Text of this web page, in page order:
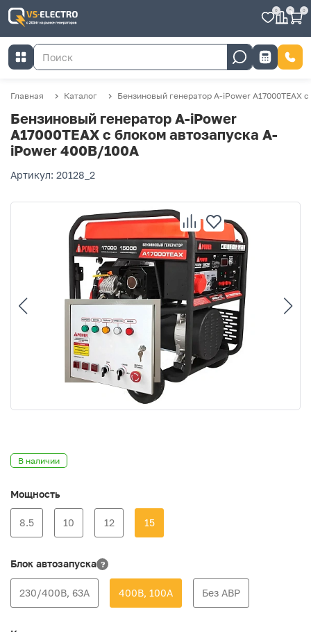
0 0 0
Главная Каталог Бензиновый генератор A-iPower A17000TEAX
Бензиновый генератор A-iPower
A17000TEAX с блоком автозапуска A-
iPower 400В/100А
Артикул: 20128_2
В наличии
Мощность
8.5 10 12 15
Блок автозапуска ?
230/400В, 63А 400В, 100А Без АВР